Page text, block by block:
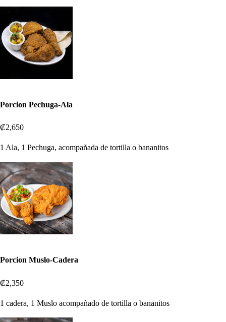
Porcion Pechuga-Ala
₡2,650
1 Ala, 1 Pechuga, acompañada de tortilla o bananitos
Porcion Muslo-Cadera
₡2,350
1 cadera, 1 Muslo acompañado de tortilla o bananitos